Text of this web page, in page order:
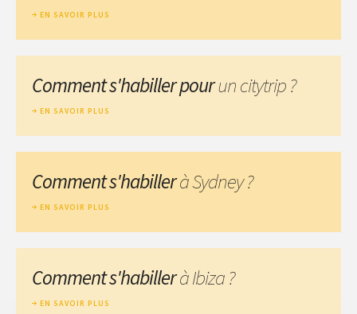
EN SAVOIR PLUS
Comment s'habiller pourun citytrip ?
EN SAVOIR PLUS
Comment s'habillerà Sydney ?
EN SAVOIR PLUS
Comment s'habillerà Ibiza ?
EN SAVOIR PLUS